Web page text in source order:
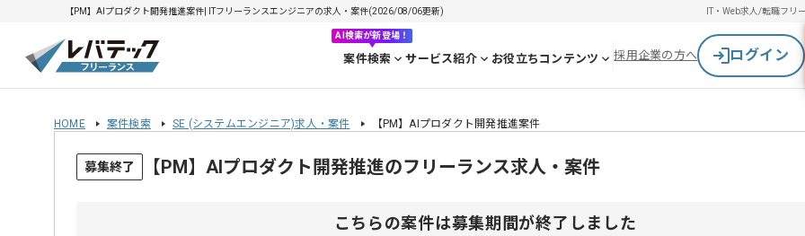
【PM】AIプロダクト開発推進案件| ITフリーランスエンジニアの求人・案件(2026/08/06更新) IT・Web求人/転職フリ
AI検索が新登場！
案件検索 サービス紹介 お役立ちコンテンツ 採用企業の方へ ログイン
HOME 案件検索 SE (システムエンジニア)求人・案件 【PM】AIプロダクト開発推進案件
募集終了 【PM】AIプロダクト開発推進のフリーランス求人・案件
こちらの案件は募集期間が終了しました